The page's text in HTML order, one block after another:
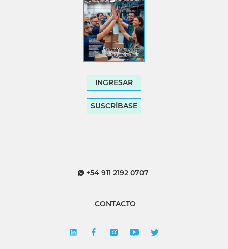
INGRESAR
SUSCRÍBASE
+54 911 2192 0707
CONTACTO